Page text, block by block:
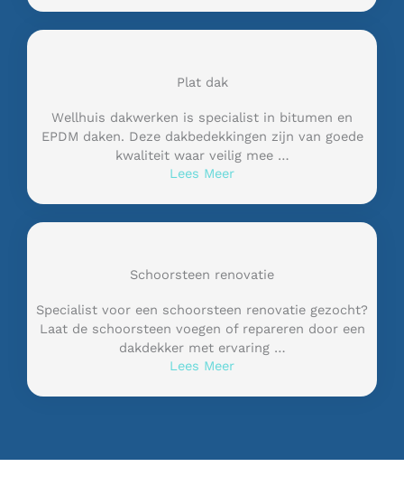
Plat dak
Wellhuis dakwerken is specialist in bitumen en
EPDM daken. Deze dakbedekkingen zijn van goede
kwaliteit waar veilig mee …
Lees Meer
Schoorsteen renovatie
Specialist voor een schoorsteen renovatie gezocht?
Laat de schoorsteen voegen of repareren door een
dakdekker met ervaring …
Lees Meer